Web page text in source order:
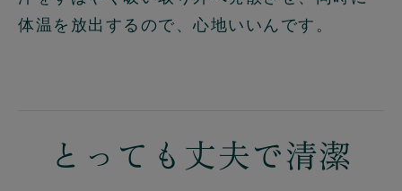
体温を放出するので、心地いいんです。
とっても丈夫で清潔